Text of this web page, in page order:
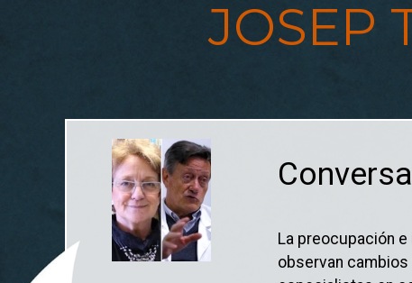
JOSEP
Usted está aquí
La preocupación
observan